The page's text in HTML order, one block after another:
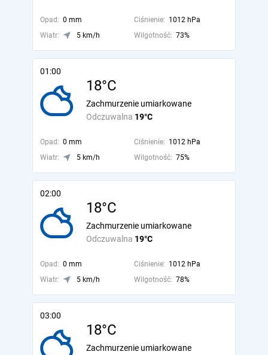
Opad: 0 mm Ciśnienie: 1012 hPa
Wiatr:
5 km/h Wilgotność: 73%
01:00
18°C
Odczuwalna 19°C
Zachmurzenie umiarkowane
Opad: 0 mm Ciśnienie: 1012 hPa
Wiatr:
5 km/h Wilgotność: 75%
02:00
18°C
Odczuwalna 19°C
Zachmurzenie umiarkowane
Opad: 0 mm Ciśnienie: 1012 hPa
Wiatr:
5 km/h Wilgotność: 78%
03:00
18°C
Zachmurzenie umiarkowane